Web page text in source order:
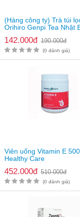
Quy cách đóng gói
Giá
Lưu ý: Thực phẩm
dụng thay thế thuốc
(Hàng công ty) Trà túi
Orihiro Genpi Tea Nhật
142.000đ 190.000đ
(0 đánh giá)
Viên uống Vitamin E
Healthy Care
452.000đ 510.000đ
(0 đánh giá)